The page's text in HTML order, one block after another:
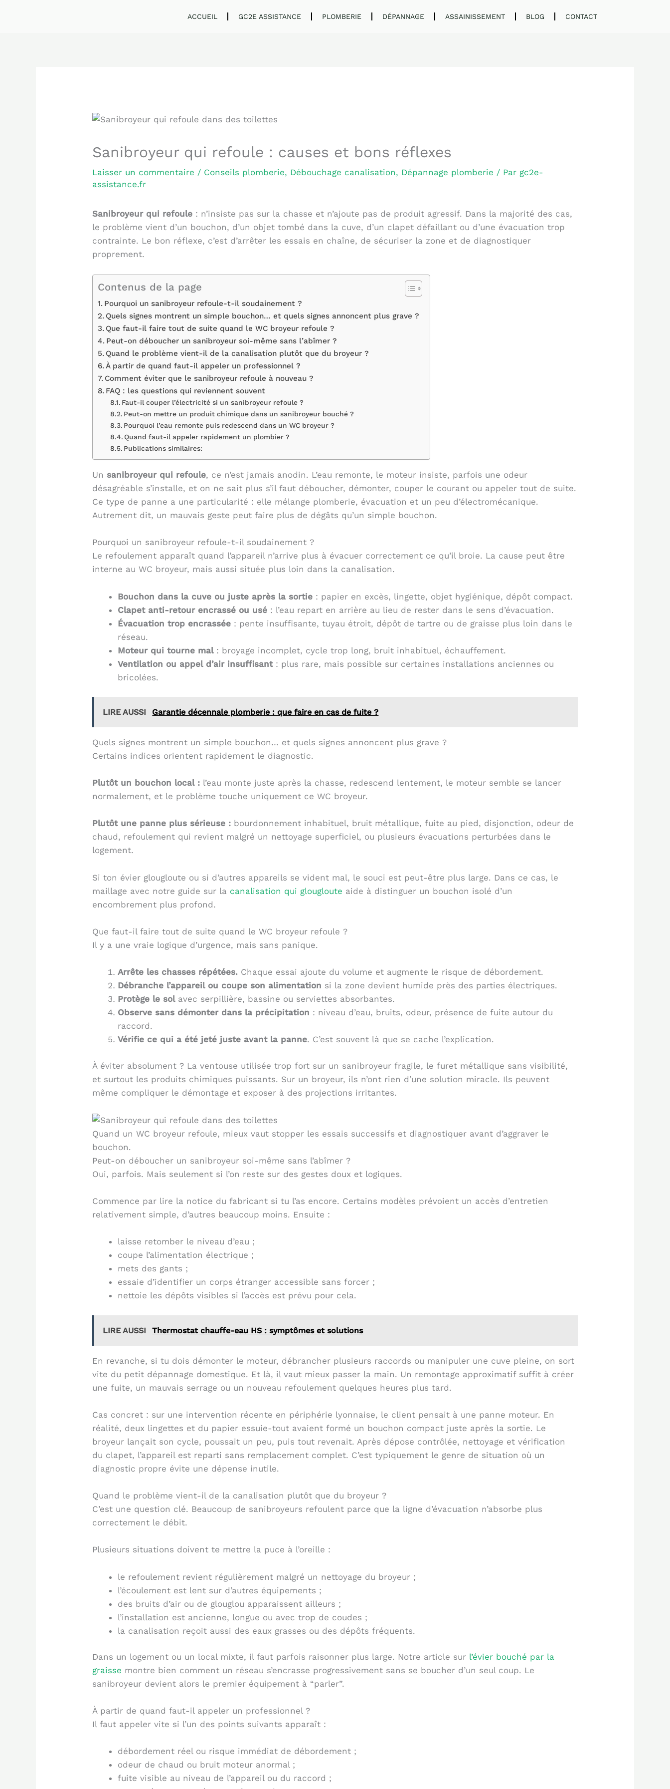
ACCUEIL GC2E ASSISTANCE PLOMBERIE DÉPANNAGE ASSAINISSEMENT BLOG CONTACT
Sanibroyeur qui refoule : causes et bons réflexes
Laisser un commentaire / Conseils plomberie, Débouchage canalisation, Dépannage plomberie / Par gc2e-
assistance.fr
Sanibroyeur qui refoule : n’insiste pas sur la chasse et n’ajoute pas de produit agressif. Dans la majorité des cas,
le problème vient d’un bouchon, d’un objet tombé dans la cuve, d’un clapet défaillant ou d’une évacuation trop
contrainte. Le bon réflexe, c’est d’arrêter les essais en chaîne, de sécuriser la zone et de diagnostiquer
proprement.
Contenus de la page
Pourquoi un sanibroyeur refoule-t-il soudainement ?
Quels signes montrent un simple bouchon… et quels signes annoncent plus grave ?
Que faut-il faire tout de suite quand le WC broyeur refoule ?
Peut-on déboucher un sanibroyeur soi-même sans l’abîmer ?
Quand le problème vient-il de la canalisation plutôt que du broyeur ?
À partir de quand faut-il appeler un professionnel ?
Comment éviter que le sanibroyeur refoule à nouveau ?
FAQ : les questions qui reviennent souvent
Faut-il couper l’électricité si un sanibroyeur refoule ?
Peut-on mettre un produit chimique dans un sanibroyeur bouché ?
Pourquoi l’eau remonte puis redescend dans un WC broyeur ?
Quand faut-il appeler rapidement un plombier ?
Publications similaires:
Un sanibroyeur qui refoule, ce n’est jamais anodin. L’eau remonte, le moteur insiste, parfois une odeur
désagréable s’installe, et on ne sait plus s’il faut déboucher, démonter, couper le courant ou appeler tout de suite.
Ce type de panne a une particularité : elle mélange plomberie, évacuation et un peu d’électromécanique.
Autrement dit, un mauvais geste peut faire plus de dégâts qu’un simple bouchon.
Pourquoi un sanibroyeur refoule-t-il soudainement ?
Le refoulement apparaît quand l’appareil n’arrive plus à évacuer correctement ce qu’il broie. La cause peut être
interne au WC broyeur, mais aussi située plus loin dans la canalisation.
Bouchon dans la cuve ou juste après la sortie : papier en excès, lingette, objet hygiénique, dépôt compact.
Clapet anti-retour encrassé ou usé : l’eau repart en arrière au lieu de rester dans le sens d’évacuation.
Évacuation trop encrassée : pente insuffisante, tuyau étroit, dépôt de tartre ou de graisse plus loin dans le
réseau.
Moteur qui tourne mal: broyage incomplet, cycle trop long, bruit inhabituel, échauffement.
Ventilation ou appel d’air insuffisant: plus rare, mais possible sur certaines installations anciennes ou
bricolées.
LIRE AUSSI Garantie décennale plomberie : que faire en cas de fuite ?
Quels signes montrent un simple bouchon… et quels signes annoncent plus grave ?
Certains indices orientent rapidement le diagnostic.
Plutôt un bouchon local : l’eau monte juste après la chasse, redescend lentement, le moteur semble se lancer
normalement, et le problème touche uniquement ce WC broyeur.
Plutôt une panne plus sérieuse : bourdonnement inhabituel, bruit métallique, fuite au pied, disjonction, odeur de
chaud, refoulement qui revient malgré un nettoyage superficiel, ou plusieurs évacuations perturbées dans le
logement.
Si ton évier glougloute ou si d’autres appareils se vident mal, le souci est peut-être plus large. Dans ce cas, le
maillage avec notre guide sur la canalisation qui glougloute aide à distinguer un bouchon isolé d’un
encombrement plus profond.
Que faut-il faire tout de suite quand le WC broyeur refoule ?
Il y a une vraie logique d’urgence, mais sans panique.
Arrête les chasses répétées. Chaque essai ajoute du volume et augmente le risque de débordement.
Débranche l’appareil ou coupe son alimentation si la zone devient humide près des parties électriques.
Protège le solavec serpillière, bassine ou serviettes absorbantes.
Observe sans démonter dans la précipitation : niveau d’eau, bruits, odeur, présence de fuite autour du
raccord.
Vérifie ce qui a été jeté juste avant la panne. C’est souvent là que se cache l’explication.
À éviter absolument ? La ventouse utilisée trop fort sur un sanibroyeur fragile, le furet métallique sans visibilité,
et surtout les produits chimiques puissants. Sur un broyeur, ils n’ont rien d’une solution miracle. Ils peuvent
même compliquer le démontage et exposer à des projections irritantes.
Quand un WC broyeur refoule, mieux vaut stopper les essais successifs et diagnostiquer avant d’aggraver le
bouchon.
Peut-on déboucher un sanibroyeur soi-même sans l’abîmer ?
Oui, parfois. Mais seulement si l’on reste sur des gestes doux et logiques.
Commence par lire la notice du fabricant si tu l’as encore. Certains modèles prévoient un accès d’entretien
relativement simple, d’autres beaucoup moins. Ensuite :
laisse retomber le niveau d’eau ;
coupe l’alimentation électrique ;
mets des gants ;
essaie d’identifier un corps étranger accessible sans forcer ;
nettoie les dépôts visibles si l’accès est prévu pour cela.
LIRE AUSSI Thermostat chauffe-eau HS : symptômes et solutions
En revanche, si tu dois démonter le moteur, débrancher plusieurs raccords ou manipuler une cuve pleine, on sort
vite du petit dépannage domestique. Et là, il vaut mieux passer la main. Un remontage approximatif suffit à créer
une fuite, un mauvais serrage ou un nouveau refoulement quelques heures plus tard.
Cas concret : sur une intervention récente en périphérie lyonnaise, le client pensait à une panne moteur. En
réalité, deux lingettes et du papier essuie-tout avaient formé un bouchon compact juste après la sortie. Le
broyeur lançait son cycle, poussait un peu, puis tout revenait. Après dépose contrôlée, nettoyage et vérification
du clapet, l’appareil est reparti sans remplacement complet. C’est typiquement le genre de situation où un
diagnostic propre évite une dépense inutile.
Quand le problème vient-il de la canalisation plutôt que du broyeur ?
C’est une question clé. Beaucoup de sanibroyeurs refoulent parce que la ligne d’évacuation n’absorbe plus
correctement le débit.
Plusieurs situations doivent te mettre la puce à l’oreille :
le refoulement revient régulièrement malgré un nettoyage du broyeur ;
l’écoulement est lent sur d’autres équipements ;
des bruits d’air ou de glouglou apparaissent ailleurs ;
l’installation est ancienne, longue ou avec trop de coudes ;
la canalisation reçoit aussi des eaux grasses ou des dépôts fréquents.
Dans un logement ou un local mixte, il faut parfois raisonner plus large. Notre article sur l’évier bouché par la
graisse montre bien comment un réseau s’encrasse progressivement sans se boucher d’un seul coup. Le
sanibroyeur devient alors le premier équipement à “parler”.
À partir de quand faut-il appeler un professionnel ?
Il faut appeler vite si l’un des points suivants apparaît :
débordement réel ou risque immédiat de débordement ;
odeur de chaud ou bruit moteur anormal ;
fuite visible au niveau de l’appareil ou du raccord ;